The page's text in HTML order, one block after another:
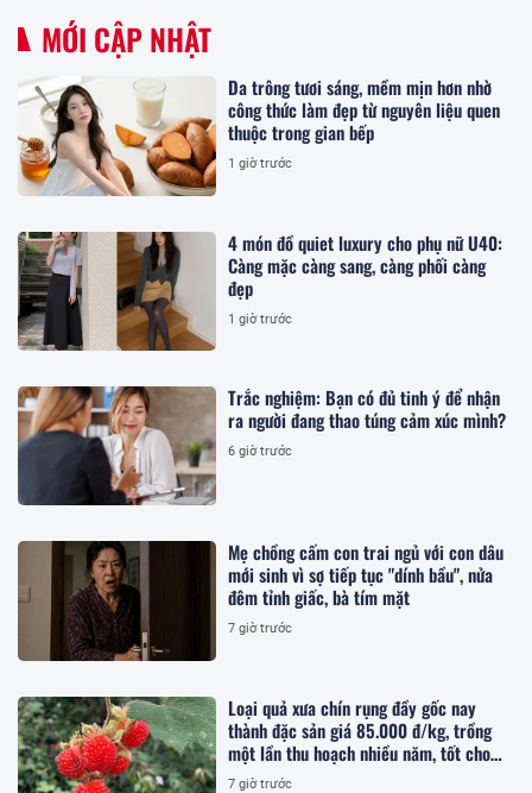
MỚI CẬP NHẬT
Da trông tươi sáng, mềm mịn hơn nhờ
công thức làm đẹp từ nguyên liệu quen
thuộc trong gian bếp
1 giờ trước
4 món đồ quiet luxury cho phụ nữ U40:
Càng mặc càng sang, càng phối càng
đẹp
1 giờ trước
Trắc nghiệm: Bạn có đủ tinh ý để nhận
ra người đang thao túng cảm xúc mình?
6 giờ trước
Mẹ chồng cấm con trai ngủ với con dâu
mới sinh vì sợ tiếp tục "dính bầu", nửa
đêm tỉnh giấc, bà tím mặt
7 giờ trước
Loại quả xưa chín rụng đầy gốc nay
thành đặc sản giá 85.000 đ/kg, trồng
một lần thu hoạch nhiều năm, tốt cho
sức khỏe
7 giờ trước